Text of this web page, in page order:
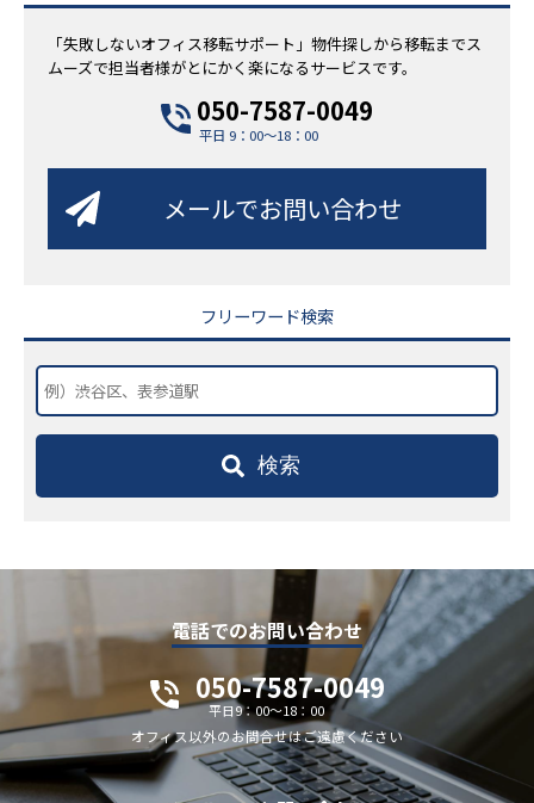
「失敗しないオフィス移転サポート」物件探しから移転までス
ムーズで担当者様がとにかく楽になるサービスです。
050-7587-0049
平日 9：00～18：00
メールでお問い合わせ
フリーワード検索
検索
電話でのお問い合わせ
050-7587-0049
平日9：00～18：00
オフィス以外のお問合せはご遠慮ください